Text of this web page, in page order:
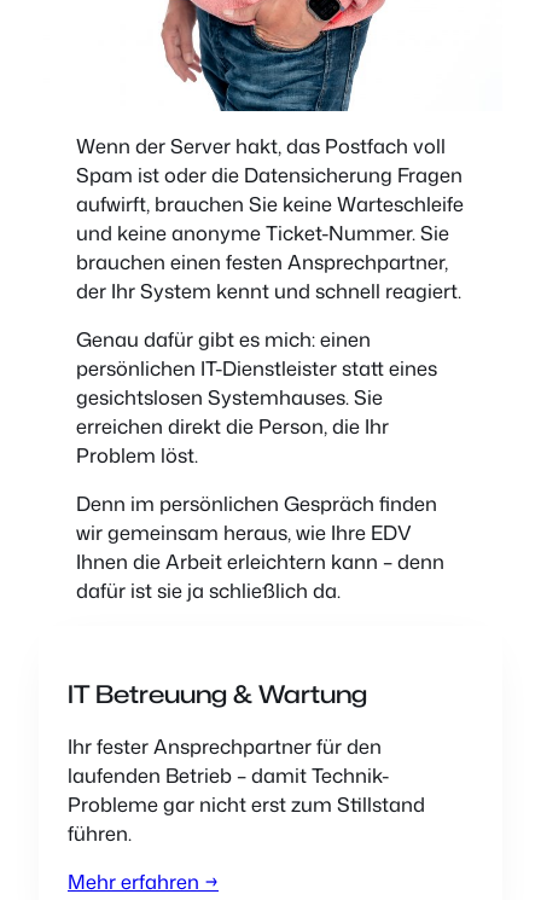
Wenn der Server hakt, das Postfach voll
Spam ist oder die Datensicherung Fragen
aufwirft, brauchen Sie keine Warteschleife
und keine anonyme Ticket-Nummer. Sie
brauchen einen festen Ansprechpartner,
der Ihr System kennt und schnell reagiert.
Genau dafür gibt es mich: einen
persönlichen IT-Dienstleister statt eines
gesichtslosen Systemhauses. Sie
erreichen direkt die Person, die Ihr
Problem löst.
Denn im persönlichen Gespräch finden
wir gemeinsam heraus, wie Ihre EDV
Ihnen die Arbeit erleichtern kann – denn
dafür ist sie ja schließlich da.
IT Betreuung & Wartung
Ihr fester Ansprechpartner für den
laufenden Betrieb – damit Technik-
Probleme gar nicht erst zum Stillstand
führen.
Mehr erfahren →